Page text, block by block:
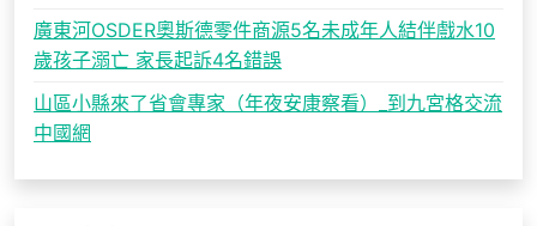
廣東河OSDER奧斯德零件商源5名未成年人結伴戲水10
歲孩子溺亡 家長起訴4名錯誤
山區小縣來了省會專家（年夜安康察看）_到九宮格交流
中國網